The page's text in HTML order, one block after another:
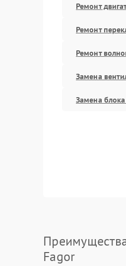
Ремонт
Ремонт
Ремонт
Замена
Замена
Fagor